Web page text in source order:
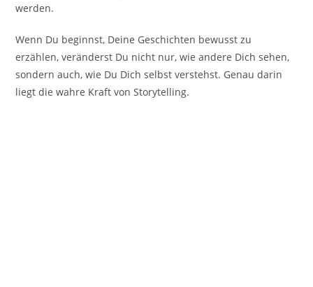
werden.
Wenn Du beginnst, Deine Geschichten bewusst zu
erzählen, veränderst Du nicht nur, wie andere Dich sehen,
sondern auch, wie Du Dich selbst verstehst. Genau darin
liegt die wahre Kraft von Storytelling.